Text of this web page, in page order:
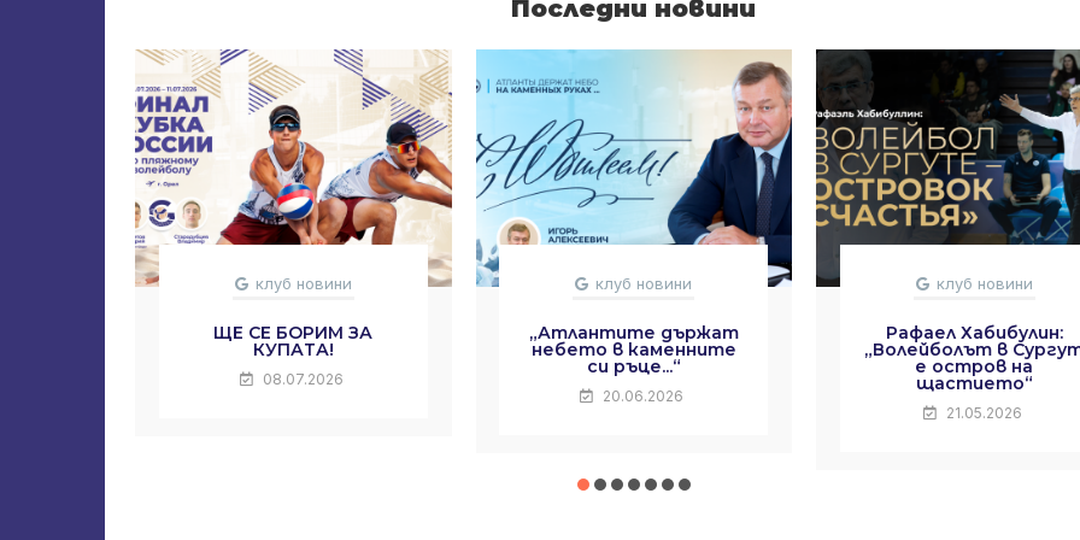
Последни новини
клуб новини
ЩЕ СЕ БОРИМ ЗА
КУПАТА!
08.07.2026
клуб новини
„Атлантите държат
небето в каменните
си ръце...“
20.06.2026
клуб новини
Рафаел Хабибулин:
„Волейболът в
е остров на
щастието“
21.05.2026